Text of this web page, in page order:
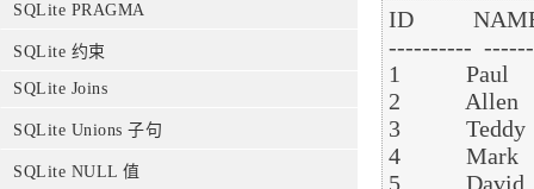
SQLite PRAGMA
SQLite 约束
SQLite Joins
SQLite Unions 子句
SQLite NULL 值
ID
----------
1           Paul
2           Allen
3
4           Mark
5           David